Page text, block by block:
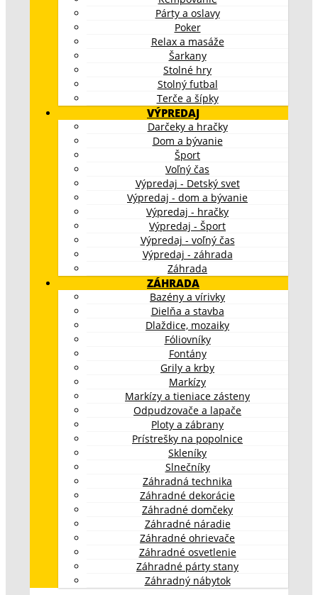
Párty a oslavy
Poker
Relax a masáže
Šarkany
Stolné hry
Stolný futbal
Terče a šípky
VÝPREDAJ
Darčeky a hračky
Dom a bývanie
Šport
Voľný čas
Výpredaj - Detský svet
Výpredaj - dom a bývanie
Výpredaj - hračky
Výpredaj - Šport
Výpredaj - voľný čas
Výpredaj - záhrada
Záhrada
ZÁHRADA
Bazény a vírivky
Dielňa a stavba
Dlaždice, mozaiky
Fóliovníky
Fontány
Grily a krby
Markízy
Markízy a tieniace zásteny
Odpudzovače a lapače
Ploty a zábrany
Prístrešky na popolnice
Skleníky
Slnečníky
Záhradná technika
Záhradné dekorácie
Záhradné domčeky
Záhradné náradie
Záhradné ohrievače
Záhradné osvetlenie
Záhradné párty stany
Záhradný nábytok